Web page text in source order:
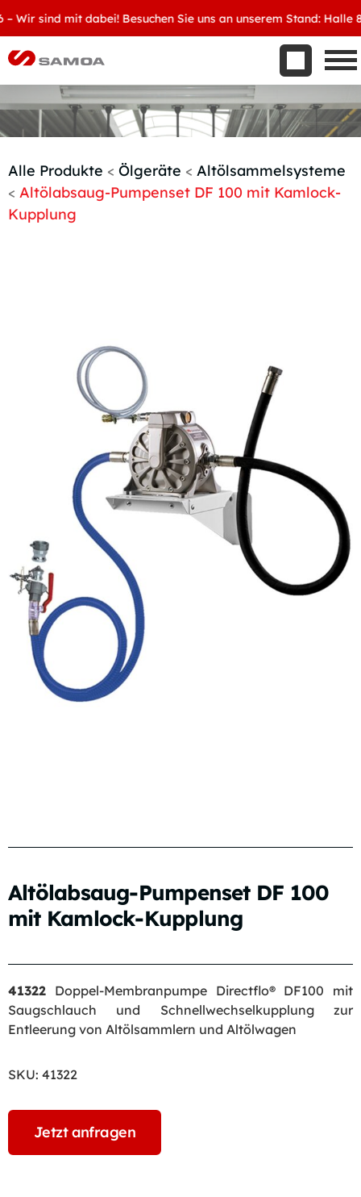
sind mit dabei! Besuchen Sie uns an unserem Stand: Halle 8,
Aktuelles
Kontakt
Handelspartner werden
Alle Produkte < Ölgeräte < Altölsammelsysteme
< Altölabsaug-Pumpenset DF 100 mit Kamlock-
Kupplung
Altölabsaug-Pumpenset DF 100
mit Kamlock-Kupplung
41322 Doppel-Membranpumpe Directflo® DF100 mit
Saugschlauch und Schnellwechselkupplung zur
Entleerung von Altölsammlern und Altölwagen
SKU: 41322
Jetzt anfragen